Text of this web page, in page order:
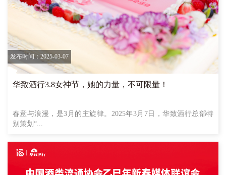
发布时间：2025-03-07
华致酒行3.8女神节，她的力量，不可限量！
春意与浪漫，是3月的主旋律。2025年3月7日，华致酒行总部特
别策划“...